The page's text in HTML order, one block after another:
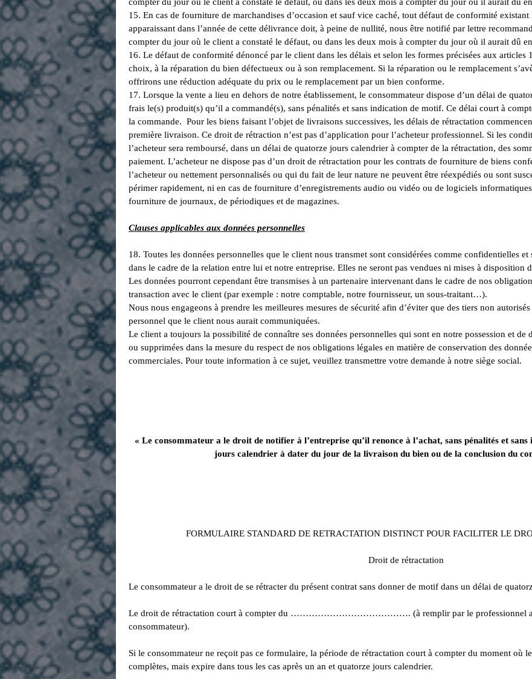
15. En cas de fourniture de marchandises d’occasion et sauf vice caché, tout défaut de conformité
apparaissant dans l’année de cette délivrance doit, à peine de nullité, nous être notifié par lettre
compter du jour où le client a constaté le défaut, ou dans les deux mois à compter du jour où il aurait dû
16. Le défaut de conformité dénoncé par le client dans les délais et selon les formes précisées aux
choix, à la réparation du bien défectueux ou à son remplacement. Si la réparation ou le remplacement
offrirons une réduction adéquate du prix ou le remplacement par un bien conforme.
17. Lorsque la vente a lieu en dehors de notre établissement, le consommateur dispose d’un délai de
frais le(s) produit(s) qu’il a commandé(s), sans pénalités et sans indication de motif. Ce délai court à
la commande. Pour les biens faisant l’objet de livraisons successives, les délais de rétractation
première livraison. Ce droit de rétraction n’est pas d’application pour l’acheteur professionnel. Si les
l’acheteur sera remboursé, dans un délai de quatorze jours calendrier à compter de la rétractation, des
paiement. L’acheteur ne dispose pas d’un droit de rétractation pour les contrats de fourniture de biens
l’acheteur ou nettement personnalisés ou qui du fait de leur nature ne peuvent être réexpédiés ou sont
périmer rapidement, ni en cas de fourniture d’enregistrements audio ou vidéo ou de logiciels
fourniture de journaux, de périodiques et de magazines.
Clauses applicables aux données personnelles
18. Toutes les données personnelles que le client nous transmet sont considérées comme confidentielles
dans le cadre de la relation entre lui et notre entreprise. Elles ne seront pas vendues ni mises à disposition
Les données pourront cependant être transmises à un partenaire intervenant dans le cadre de nos
transaction avec le client (par exemple : notre comptable, notre fournisseur, un sous-traitant…).
Nous nous engageons à prendre les meilleures mesures de sécurité afin d’éviter que des tiers non
personnel que le client nous aurait communiquées.
Le client a toujours la possibilité de connaître ses données personnelles qui sont en notre possession et de
ou supprimées dans la mesure du respect de nos obligations légales en matière de conservation des
commerciales. Pour toute information à ce sujet, veuillez transmettre votre demande à notre siège social.
« Le consommateur a le droit de notifier à l’entreprise qu’il renonce à l’achat, sans pénalités et
jours calendrier à dater du jour de la livraison du bien ou de la conclusion du
FORMULAIRE STANDARD DE RETRACTATION DISTINCT POUR FACILITER LE
Droit de rétractation
Le consommateur a le droit de se rétracter du présent contrat sans donner de motif dans un délai de
Le droit de rétractation court à compter du …………………………………. (à remplir par le professionnel
consommateur).
Si le consommateur ne reçoit pas ce formulaire, la période de rétractation court à compter du moment où
complètes, mais expire dans tous les cas après un an et quatorze jours calendrier.